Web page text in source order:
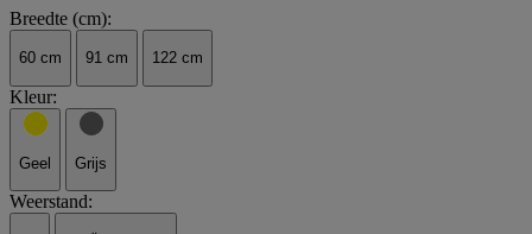
Breedte (cm):
60 cm 91 cm 122 cm
Kleur:
Geel Grijs
Weerstand: